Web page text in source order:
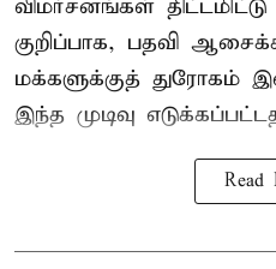
விமர்சனங்கள்
குறிப்பாக, பதவி
மக்களுக்குத் துரோகம்
இந்த முடிவு
Read